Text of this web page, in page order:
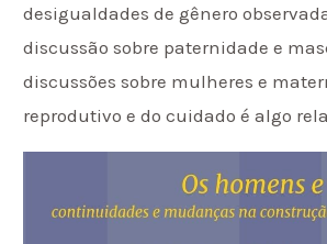
desigualdades de gênero
discussão sobre paternidade e
discussões sobre mulheres e
reprodutivo e do cuidado é algo